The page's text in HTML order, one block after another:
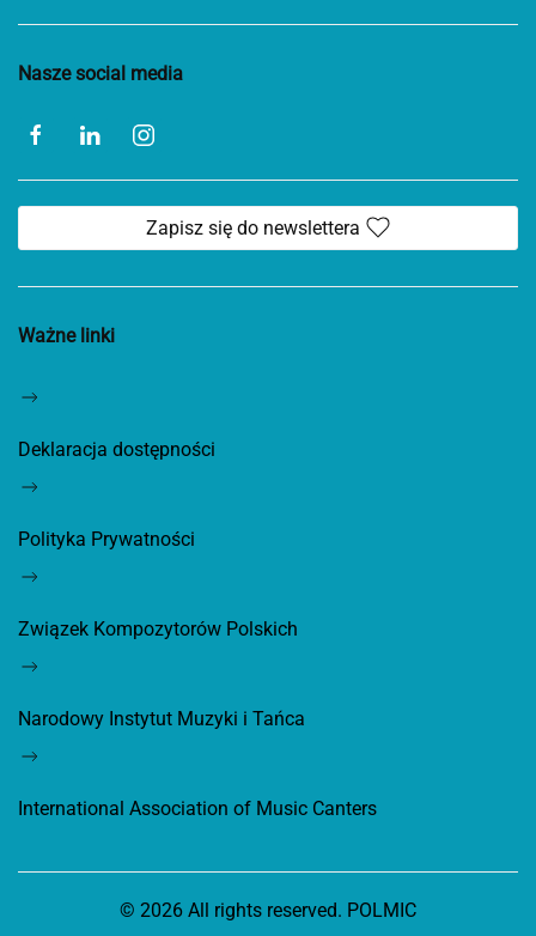
Nasze social media
Zapisz się do newslettera
Ważne linki
Deklaracja dostępności
Polityka Prywatności
Związek Kompozytorów Polskich
Narodowy Instytut Muzyki i Tańca
International Association of Music Canters
© 2026 All rights reserved. POLMIC